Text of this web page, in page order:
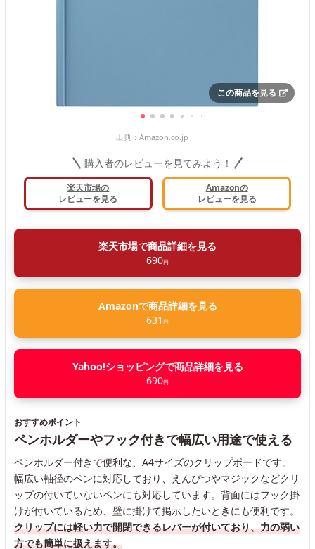
この商品を見る
出典： Amazon.co.jp
購入者のレビューを見てみよう！
楽天市場の
レビューを見る
Amazonの
レビューを見る
楽天市場で商品詳細を見る
690円
Amazonで商品詳細を見る
631 円
Yahoo!ショッピングで商品詳細を見る
690円
おすすめポイント
ペンホルダーやフック付きで幅広い用途で使える
ペンホルダー付きで便利な、A4サイズのクリップボードです。
幅広い軸径のペンに対応しており、えんぴつやマジックなどクリ
ップの付いていないペンにも対応しています。背面にはフック掛
けが付いているため、壁に掛けて掲示したいときにも便利です。
クリップには軽い力で開閉できるレバーが付いており、力の弱い
方でも簡単に扱えます。